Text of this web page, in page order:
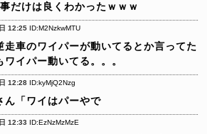
だけは良くわかったｗｗｗ
12:25 ID:M2NzkwMTU
走車のワイパーが動いてるとか言ってた
イパー動いてる。。。
12:28 ID:kyMjQ2Nzg
ん「ワイはパーやで
12:33 ID:EzNzMzMzE